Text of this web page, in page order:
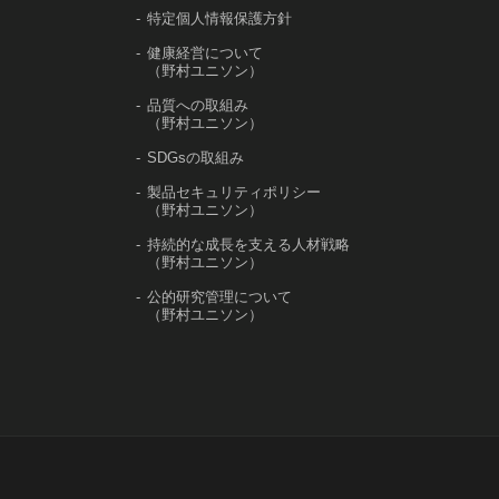
特定個人情報保護方針
健康経営について
（野村ユニソン）
品質への取組み
（野村ユニソン）
SDGsの取組み
製品セキュリティポリシー
（野村ユニソン）
持続的な成長を支える人材戦略
（野村ユニソン）
公的研究管理について
（野村ユニソン）